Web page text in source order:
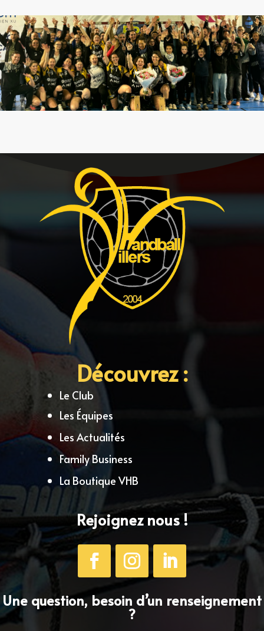
Découvrez :
Le Club
Les Équipes
Les Actualités
Family Business
La Boutique VHB
Rejoignez nous !
Une question, besoin d’un renseignement
?